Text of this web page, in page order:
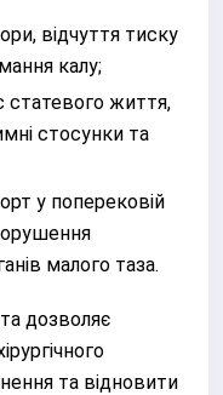
відчуття тиску
калу;
статевого життя,
стосунки та
у поперековій
малого таза.
дозволяє
та відновити